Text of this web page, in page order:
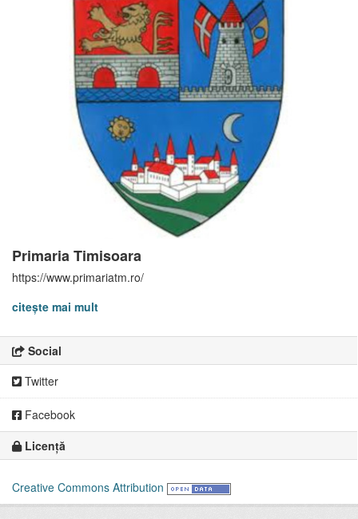
Primaria Timisoara
https://www.primariatm.ro/
citește mai mult
Social
Twitter
Facebook
Licență
Creative Commons Attribution